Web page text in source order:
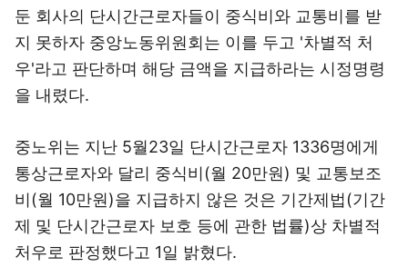
둔 회사의 단시간근로자들이 중식비와 교통비를 받
지 못하자 중앙노동위원회는 이를 두고 '차별적 처
우'라고 판단하며 해당 금액을 지급하라는 시정명령
을 내렸다.
중노위는 지난 5월23일 단시간근로자 1336명에게
통상근로자와 달리 중식비(월 20만원) 및 교통보조
비(월 10만원)을 지급하지 않은 것은 기간제법(기간
제 및 단시간근로자 보호 등에 관한 법률)상 차별적
처우로 판정했다고 1일 밝혔다.